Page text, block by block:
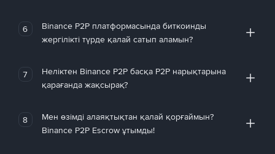
6
Binance P2P платформасында биткоинды
жергілікті түрде қалай сатып аламын?
7
Неліктен Binance P2P басқа P2P нарықтарына
қарағанда жақсырақ?
8
Мен өзімді алаяқтықтан қалай қорғаймын?
Binance P2P Escrow ұтымды!